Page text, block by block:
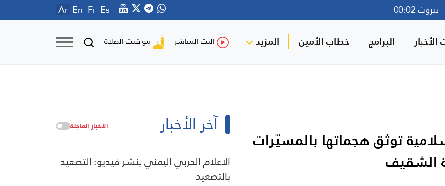
بيروت 00:02 Ar En Fr Es
البرامج خطاب الأمين المزيد البث المباشر مواقيت الصلاة
توثق هجماتها بالمسيّرات
الشقيف
آخر الأخبار الأخبار العاجلة
الاعلام الحربي اليمني ينشر فيديو: التصعيد
بالتصعيد